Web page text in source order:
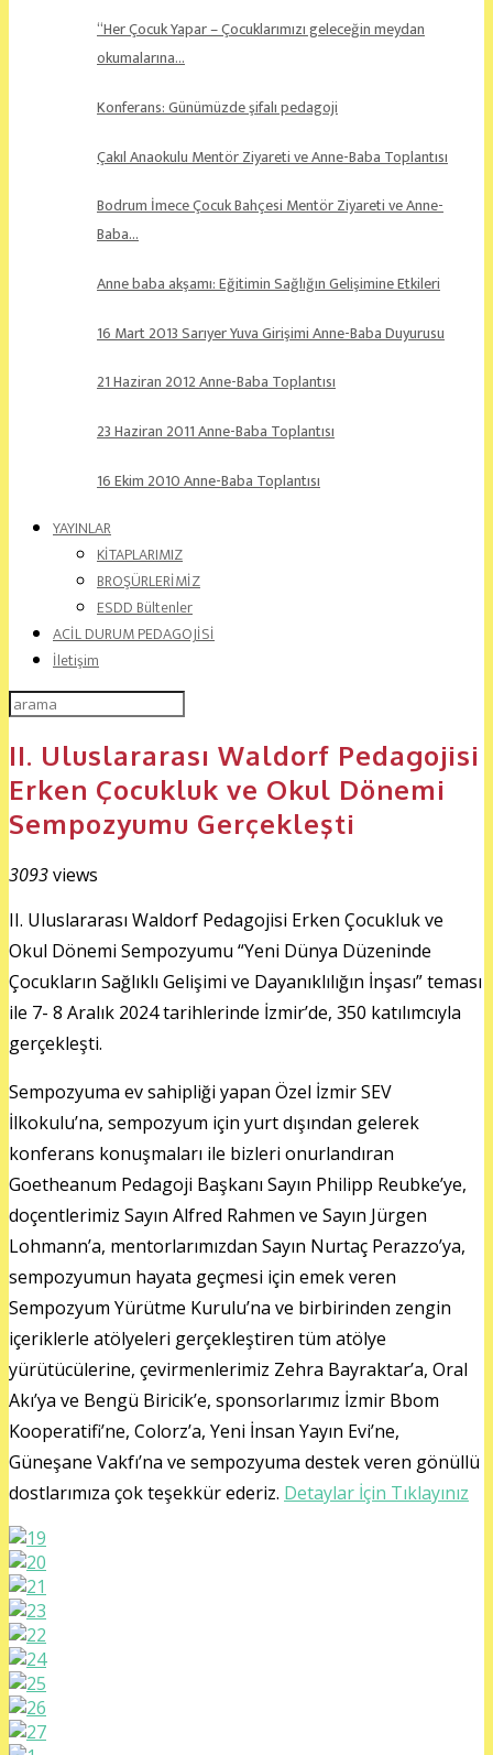
“Her Çocuk Yapar – Çocuklarımızı geleceğin meydan
okumalarına…
Konferans: Günümüzde şifalı pedagoji
Çakıl Anaokulu Mentör Ziyareti ve Anne-Baba Toplantısı
Bodrum İmece Çocuk Bahçesi Mentör Ziyareti ve Anne-
Baba…
Anne baba akşamı: Eğitimin Sağlığın Gelişimine Etkileri
16 Mart 2013 Sarıyer Yuva Girişimi Anne-Baba Duyurusu
21 Haziran 2012 Anne-Baba Toplantısı
23 Haziran 2011 Anne-Baba Toplantısı
16 Ekim 2010 Anne-Baba Toplantısı
YAYINLAR
KİTAPLARIMIZ
BROŞÜRLERİMİZ
ESDD Bültenler
ACİL DURUM PEDAGOJİSİ
İletişim
II. Uluslararası Waldorf Pedagojisi
Erken Çocukluk ve Okul Dönemi
Sempozyumu Gerçekleşti
3093views
II. Uluslararası Waldorf Pedagojisi Erken Çocukluk ve
Okul Dönemi Sempozyumu “Yeni Dünya Düzeninde
Çocukların Sağlıklı Gelişimi ve Dayanıklılığın İnşası” teması
ile 7- 8 Aralık 2024 tarihlerinde İzmir’de, 350 katılımcıyla
gerçekleşti.
Sempozyuma ev sahipliği yapan Özel İzmir SEV
İlkokulu’na, sempozyum için yurt dışından gelerek
konferans konuşmaları ile bizleri onurlandıran
Goetheanum Pedagoji Başkanı Sayın Philipp Reubke’ye,
doçentlerimiz Sayın Alfred Rahmen ve Sayın Jürgen
Lohmann’a, mentorlarımızdan Sayın Nurtaç Perazzo’ya,
sempozyumun hayata geçmesi için emek veren
Sempozyum Yürütme Kurulu’na ve birbirinden zengin
içeriklerle atölyeleri gerçekleştiren tüm atölye
yürütücülerine, çevirmenlerimiz Zehra Bayraktar’a, Oral
Akı’ya ve Bengü Biricik’e, sponsorlarımız İzmir Bbom
Kooperatifi’ne, Colorz’a, Yeni İnsan Yayın Evi’ne,
Güneşane Vakfı’na ve sempozyuma destek veren gönüllü
dostlarımıza çok teşekkür ederiz. Detaylar İçin Tıklayınız